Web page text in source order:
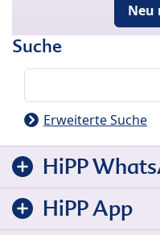
Neu
Suche
Erweiterte Suche
HiPP
HiPP App